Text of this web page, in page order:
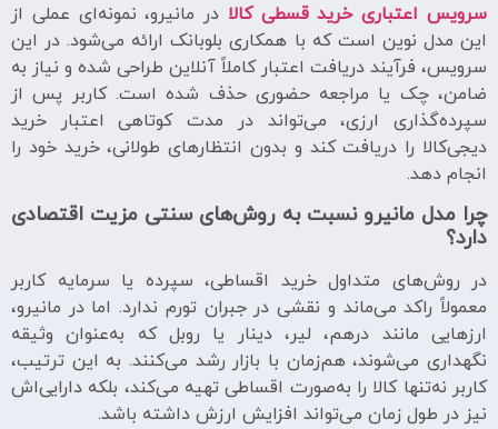
سرویس اعتباری خرید قسطی کالا در مانیرو، نمونه‌ای عملی از
این مدل نوین است که با همکاری بلوبانک ارائه می‌شود. در این
سرویس، فرآیند دریافت اعتبار کاملاً آنلاین طراحی شده و نیاز به
ضامن، چک یا مراجعه حضوری حذف شده است. کاربر پس از
سپرده‌گذاری ارزی، می‌تواند در مدت کوتاهی اعتبار خرید
دیجی‌کالا را دریافت کند و بدون انتظارهای طولانی، خرید خود را
انجام دهد.
چرا مدل مانیرو نسبت به روش‌های سنتی مزیت اقتصادی
دارد؟
در روش‌های متداول خرید اقساطی، سپرده یا سرمایه کاربر
معمولاً راکد می‌ماند و نقشی در جبران تورم ندارد. اما در مانیرو،
ارزهایی مانند درهم، لیر، دینار یا روبل که به‌عنوان وثیقه
نگهداری می‌شوند، هم‌زمان با بازار رشد می‌کنند. به این ترتیب،
کاربر نه‌تنها کالا را به‌صورت اقساطی تهیه می‌کند، بلکه دارایی‌اش
نیز در طول زمان می‌تواند افزایش ارزش داشته باشد.